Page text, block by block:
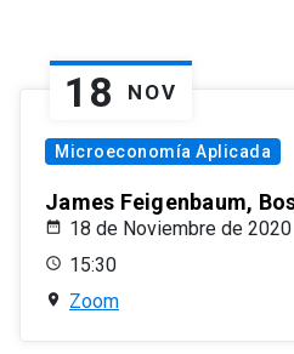
18 NOV
Microeconomía Aplicada
James Feigenbaum,
18 de Noviembre de 2020
15:30
Zoom